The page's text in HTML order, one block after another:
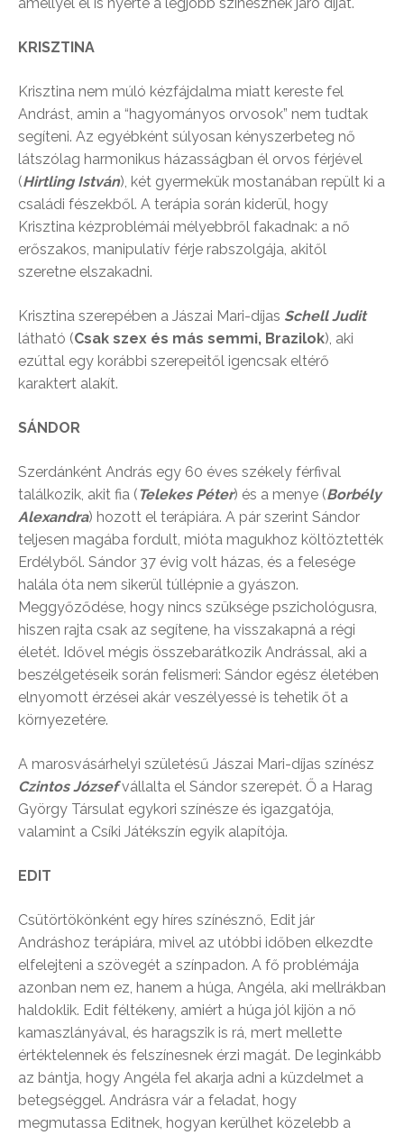
KRISZTINA
Krisztina nem múló kézfájdalma miatt kereste fel
Andrást, amin a “hagyományos orvosok” nem tudtak
segíteni. Az egyébként súlyosan kényszerbeteg nő
látszólag harmonikus házasságban él orvos férjével
(Hirtling István), két gyermekük mostanában repült ki a
családi fészekből. A terápia során kiderül, hogy
Krisztina kézproblémái mélyebbről fakadnak: a nő
erőszakos, manipulatív férje rabszolgája, akitől
szeretne elszakadni.
Krisztina szerepében a Jászai Mari-díjas Schell Judit
látható (Csak szex és más semmi, Brazilok), aki
ezúttal egy korábbi szerepeitől igencsak eltérő
karaktert alakít.
SÁNDOR
Szerdánként András egy 60 éves székely férfival
találkozik, akit fia (Telekes Péter) és a menye (Borbély
Alexandra) hozott el terápiára. A pár szerint Sándor
teljesen magába fordult, mióta magukhoz költöztették
Erdélyből. Sándor 37 évig volt házas, és a felesége
halála óta nem sikerül túllépnie a gyászon.
Meggyőződése, hogy nincs szüksége pszichológusra,
hiszen rajta csak az segítene, ha visszakapná a régi
életét. Idővel mégis összebarátkozik Andrással, aki a
beszélgetéseik során felismeri: Sándor egész életében
elnyomott érzései akár veszélyessé is tehetik őt a
környezetére.
A marosvásárhelyi születésű Jászai Mari-díjas színész
Czintos Józsefvállalta el Sándor szerepét. Ő a Harag
György Társulat egykori színésze és igazgatója,
valamint a Csíki Játékszín egyik alapítója.
EDIT
Csütörtökönként egy híres színésznő, Edit jár
Andráshoz terápiára, mivel az utóbbi időben elkezdte
elfelejteni a szövegét a színpadon. A fő problémája
azonban nem ez, hanem a húga, Angéla, aki mellrákban
haldoklik. Edit féltékeny, amiért a húga jól kijön a nő
kamaszlányával, és haragszik is rá, mert mellette
értéktelennek és felszínesnek érzi magát. De leginkább
az bántja, hogy Angéla fel akarja adni a küzdelmet a
betegséggel. Andrásra vár a feladat, hogy
megmutassa Editnek, hogyan kerülhet közelebb a